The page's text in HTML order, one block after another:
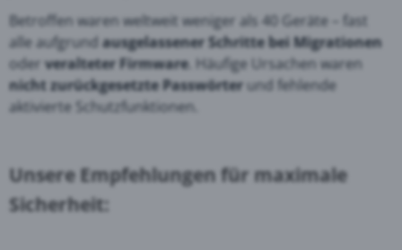
Betroffen waren weltweit weniger als 40 Geräte – fast
alle aufgrund ausgelassener Schritte bei Migrationen
oder veralteter Firmware. Häufige Ursachen waren
nicht zurückgesetzte Passwörter und fehlende
aktivierte Schutzfunktionen.
Unsere Empfehlungen für maximale
Sicherheit: